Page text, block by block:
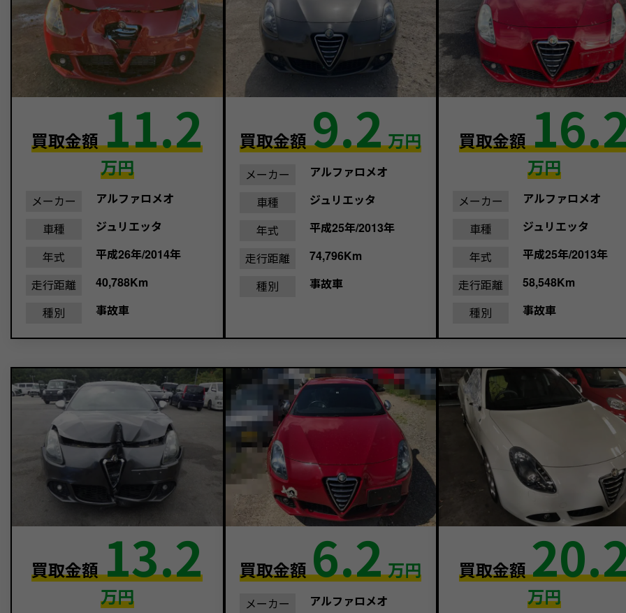
買取金額11.2
万円
メーカー
アルファロメオ
車種
ジュリエッタ
年式
平成26年/2014年
走行距離
40,788Km
種別
事故車
買取金額9.2 万円
メーカー
アルファロメオ
車種
ジュリエッタ
年式
平成25年/2013年
走行距離
74,796Km
種別
事故車
買取金額
万円
メーカー
アルファロメオ
車種
ジュリエッタ
年式
平成25年/2013年
走行距離
58,548Km
種別
事故車
買取金額13.2
万円
買取金額6.2 万円
メーカー
アルファロメオ
買取金額
万円